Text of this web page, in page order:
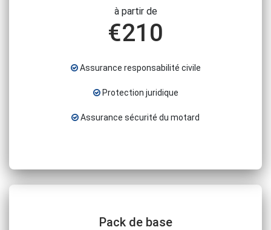
à partir de
€210
Assurance responsabilité civile
Protection juridique
Assurance sécurité du motard
Pack de base